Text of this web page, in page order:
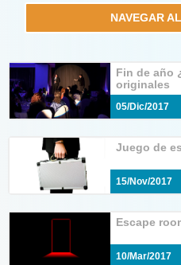
NAVEGAR
Fin de año
originales
05/Dic/2017
Juego de
15/Nov/2017
Escape
10/Mar/2017